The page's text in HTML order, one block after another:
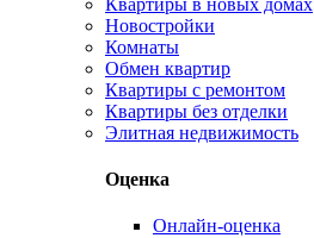
Новостройки
Комнаты
Обмен квартир
Квартиры с ремонтом
Квартиры без отделки
Элитная недвижимость
Оценка
Онлайн-оценка